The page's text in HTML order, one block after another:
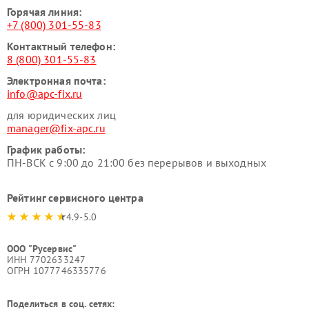
Горячая линия:
+7 (800) 301-55-83
Контактный телефон:
8 (800) 301-55-83
Электронная почта:
info@apc-fix.ru
для юридических лиц
manager@fix-apc.ru
График работы:
ПН-ВСК с 9:00 до 21:00 без перерывов и выходных
Рейтинг сервисного центра
4.9-5.0
ООО "Русервис"
ИНН 7702633247
ОГРН 1077746335776
Поделиться в соц. сетях: